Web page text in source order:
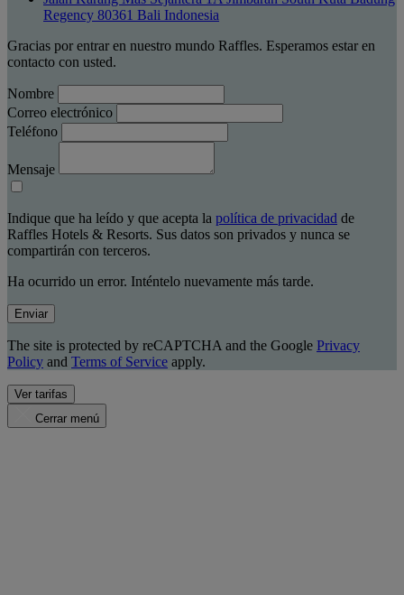
Regency 80361 Bali Indonesia
Gracias por entrar en nuestro mundo Raffles. Esperamos estar en
contacto con usted.
Nombre
Correo electrónico
Teléfono
Mensaje
Indique que ha leído y que acepta la política de privacidad de
Raffles Hotels & Resorts. Sus datos son privados y nunca se
compartirán con terceros.
Ha ocurrido un error. Inténtelo nuevamente más tarde.
Enviar
The site is protected by reCAPTCHA and the Google Privacy
Policy and Terms of Service apply.
Ver tarifas
Cerrar menú